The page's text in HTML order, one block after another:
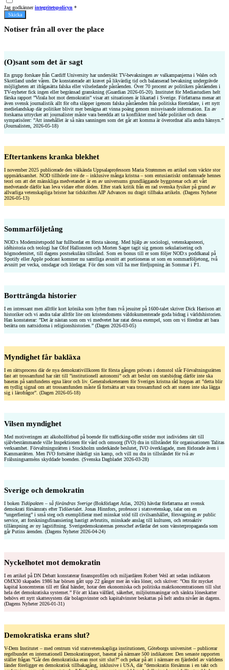
Jag godkännerintegritetspolicyn *
Skicka
Notiser från all over the place
(O)sant som det är sagt
En grupp forskare från Cardiff University har undersökt TV-bevakningen av valkampanjerna i Wales och
Skottland under våren. De konstaterade att kravet på likvärdig tid och balanserad bevakning undergrävde
möjligheten att ifrågasätta falska eller vilseledande påståenden. Över 70 procent av politikers påståenden i
TV-nyheter fick ingen eller begränsad granskning (Guardian 2026-05-20). Institutet för Mediastudiers helt
färska rapport ”Virala hot mot demokratin” visar att situationen är likartad i Sverige. Författarna menar att
även svensk journalistik allt för ofta släpper igenom falska påståenden från politiska företrädare, i ett nytt
medielandskap där politiker blivit mer benägna att vinna poäng genom missvisande information. En av
forskarna uttrycker att journalister måste vara beredda att ta kon­flikter med både politiker och deras
sympatisörer: ”Att innehållet är så nära sanningen som det går att komma är överordnat alla andra hänsyn.”
(Journalisten, 2026-05-18)
Eftertankens kranka blekhet
I november 2025 publicerade den väl­kända Uppsalaprofessorn Maria Strømmes en artikel som väckte stor
uppmärk­samhet. NOD tillhörde inte de – inklusive många kristna – som entusiastiskt omfamnade hennes
teori om att det mänskliga medvetandet är en av universums grundläggande byggstenar och att vårt
medvetande därför kan leva vidare efter döden. Efter stark kritik från en rad svenska fysiker på grund av
allvarliga vetenskapliga brister har tidskriften AIP Advances nu dragit tillbaka artikeln. (Dagens Nyheter
2026-05-13)
Sommarföljetång
NOD:s Modernitetspodd har fullbordat en första säsong. Med hjälp av sociologi, vetenskapsteori,
idéhistoria och teologi har Olof Hallonsten och Morten Sager tagit sig genom sekularisering och
högmodernitet, till dagens postsekulära tillstånd. Som en bonus till er som följer NOD:s poddkanal på
Spotify eller Apple podcast kommer nu samtliga avsnitt att portioneras ut som en sommarföljetong, två
avsnitt per vecka, onsdagar och lördagar. För den som vill ha mer fördjupning än Sommar i P1.
Bortträngda historier
I en intressant men alltför kort krönika som lyfter fram två jesuiter på 1600-talet skriver Dick Harrison att
historiker och vi andra talar alltför lite om kristendomens väldokumenterade goda bidrag i världs­historien.
Han konstaterar: ”Det är nästan som om vi medvetet har ratat dessa exempel, som om vi föredrar att bara
berätta om nattsidorna i religionshistorien.” (Dagen 2026-03-05)
Myndighet får bakläxa
I en rättsprocess där de nya demokrativillkoren för första gången prövats i domstol slår Förvaltningsrätten
fast att trossamfund har rätt till ”institutionell autonomi” och att beslut om statsbidrag därför inte ska
baseras på samfundens egna läror och liv. Generalsekreteraren för Sveriges kristna råd hoppas att ”detta blir
en tydlig signal om att trossamfunden måste få fortsätta att vara trossamfund och att staten inte ska lägga
sig i lärofrågor”. (Dagen 2026-05-18)
Vilsen myndighet
Med motiveringen att alkoholförbud på boende för trafficking-offer strider mot individens rätt till
självbestämmande ville Inspektionen för vård och omsorg (IVO) dra in tillståndet för organisationen Talitas
verksamhet. Förvaltningsrätten i Stockholm underkände beslutet, IVO överklagade, men förlorade även i
Kammarrätten. Men IVO fortsätter ihärdigt sin kamp, och vill nu dra in tillståndet för två av
Frälsningsarméns skyddade boenden. (Svenska Dagbladet 2026-03-28)
Sverige och demokratin
I boken Tidöpakten – så förändras Sverige(Bokförlaget Atlas, 2026) hävdar författarna att svensk
demokrati försämrats efter Tidöavtalet. Jonas Hinnfors, professor i statsvetenskap, talar om en
”ungerfiering” i små steg och exemplifierar med minskat stöd till civilsamhället, försvagning av public
service, att forskningsfinansiering hastigt avbrutits, minskade anslag till kulturen, och retroaktiv
tillämpning av ny lagstiftning. Sverigedemokraternas presschef avfärdar det som vänsterpropaganda som
går Putins ärenden. (Dagens Nyheter 2026-04-24)
Nyckelhotet mot demokratin
I en artikel på DN Debatt konstaterar finansprofilen och miljardären Robert Weil att sedan indikatorn
OMX30 skapades 1986 har börsen gått upp 22 gånger mer än våra löner, och skriver: ”Om för mycket
kapital koncentreras till ett fåtal händer, hotar den ekonomiska och politiska maktkoncentrationen till slut
hela det demokratiska systemet.” För att klara välfärd, säkerhet, miljöutmaningar och sänkta löneskatter
behövs ett nytt skattesystem där bolagsvinster och kapitalvinster beskattas på helt andra nivåer än dagens.
(Dagens Nyheter 2026-01-31)
Demokratiska erans slut?
V-Dem Institutet – med centrum vid stats­vetenskapliga institutionen, Göteborgs uni­versitet – publicerar
regelbundet en internationell Demokratirapport, baserat på närmare 500 indikatorer. Den senaste rapporten
ställer frågan ”Går den demokratiska eran mot sitt slut?” och pekar på att i närmare en fjärdedel av världens
länder föreligger en demokratisk tillbakagång, inklusive i USA, där ”demokratin försämras i en takt och